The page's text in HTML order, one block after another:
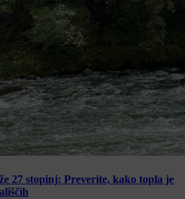
27 stopinj: Preverite, kako topla je